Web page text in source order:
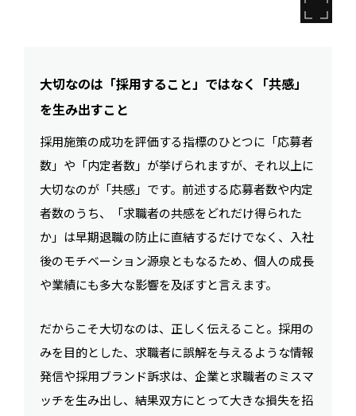
大切なのは「採用すること」ではなく「共感」
を生み出すこと
採用施策の成功を評価する指標のひとつに「応募者
数」や「内定者数」が挙げられますが、それ以上に
大切なのが「共感」です。前述する応募者数や内定
者数のうち、「求職者の共感をどれだけ得られた
か」は早期退職の防止に直結するだけでなく、入社
後のモチベーション源泉ともなるため、個人の成長
や業績にも多大な影響を及ぼすと言えます。
だからこそ大切なのは、正しく伝えること。採用の
みを目的とした、求職者に誤解を与えるような情報
発信や採用ブランド訴求は、企業と求職者のミスマ
ッチを生み出し、結果双方にとって大きな損失を招